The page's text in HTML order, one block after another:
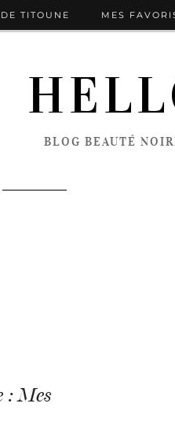
BLOG BEAUTÉ
TITOUNE MES
: Mes